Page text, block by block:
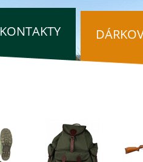
KONTAKTY